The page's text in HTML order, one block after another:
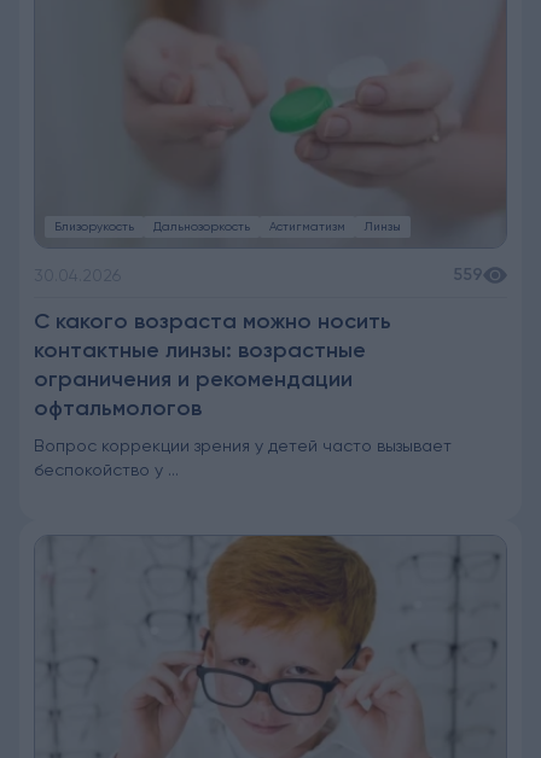
Близорукость Дальнозоркость Астигматизм Линзы
559
С какого возраста можно носить
контактные линзы: возрастные
ограничения и рекомендации
офтальмологов
Вопрос коррекции зрения у детей часто вызывает
беспокойство у ...